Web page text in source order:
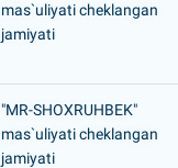
mas`uliyati cheklangan
jamiyati
"MR-SHOXRUHBEK"
mas`uliyati cheklangan
jamiyati